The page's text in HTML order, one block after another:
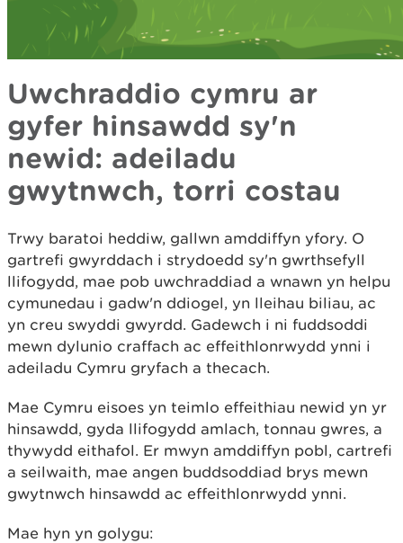
Uwchraddio cymru ar
gyfer hinsawdd sy'n
newid: adeiladu
gwytnwch, torri costau
Trwy baratoi heddiw, gallwn amddiffyn yfory. O
gartrefi gwyrddach i strydoedd sy'n gwrthsefyll
llifogydd, mae pob uwchraddiad a wnawn yn helpu
cymunedau i gadw'n ddiogel, yn lleihau biliau, ac
yn creu swyddi gwyrdd. Gadewch i ni fuddsoddi
mewn dylunio craffach ac effeithlonrwydd ynni i
adeiladu Cymru gryfach a thecach.
Mae Cymru eisoes yn teimlo effeithiau newid yn yr
hinsawdd, gyda llifogydd amlach, tonnau gwres, a
thywydd eithafol. Er mwyn amddiffyn pobl, cartrefi
a seilwaith, mae angen buddsoddiad brys mewn
gwytnwch hinsawdd ac effeithlonrwydd ynni.
Mae hyn yn golygu: